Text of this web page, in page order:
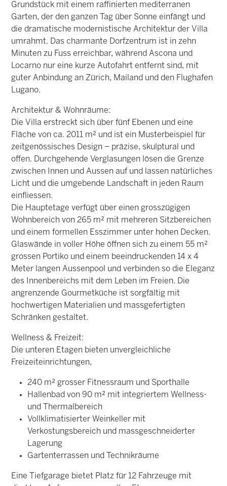
Grundstück mit einem raffinierten mediterranen
Garten, der den ganzen Tag über Sonne einfängt und
die dramatische modernistische Architektur der Villa
umrahmt. Das charmante Dorfzentrum ist in zehn
Minuten zu Fuss erreichbar, während Ascona und
Locarno nur eine kurze Autofahrt entfernt sind, mit
guter Anbindung an Zürich, Mailand und den Flughafen
Lugano.
Architektur & Wohnräume:
Die Villa erstreckt sich über fünf Ebenen und eine
Fläche von ca. 2011 m² und ist ein Musterbeispiel für
zeitgenössisches Design – präzise, skulptural und
offen. Durchgehende Verglasungen lösen die Grenze
zwischen Innen und Aussen auf und lassen natürliches
Licht und die umgebende Landschaft in jeden Raum
einfliessen.
Die Hauptetage verfügt über einen grosszügigen
Wohnbereich von 265 m² mit mehreren Sitzbereichen
und einem formellen Esszimmer unter hohen Decken.
Glaswände in voller Höhe öffnen sich zu einem 55 m²
grossen Portiko und einem beeindruckenden 14 x 4
Meter langen Aussenpool und verbinden so die Eleganz
des Innenbereichs mit dem Leben im Freien. Die
angrenzende Gourmetküche ist sorgfältig mit
hochwertigen Materialien und massgefertigten
Schränken gestaltet.
Wellness & Freizeit:
Die unteren Etagen bieten unvergleichliche
Freizeiteinrichtungen,
240 m² grosser Fitnessraum und Sporthalle
Hallenbad von 90 m² mit integriertem Wellness-
und Thermalbereich
Vollklimatisierter Weinkeller mit
Verkostungsbereich und massgeschneiderter
Lagerung
Gartenterrassen und Technikräume
Eine Tiefgarage bietet Platz für 12 Fahrzeuge mit